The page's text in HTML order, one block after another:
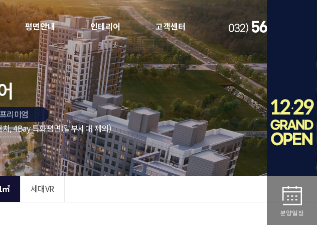
분양일정
평면안내 인테리어 고객센터
리미엄
, 4Bay 특화평면(일부세대 제외)
㎡ 세대VR